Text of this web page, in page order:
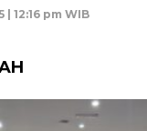
12:16 pm WIB